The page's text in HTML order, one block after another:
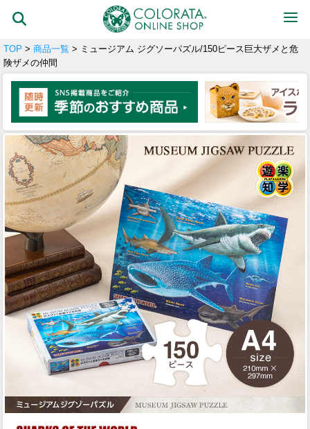
TOP > 商品一覧 > ミュージアム ジグソーパズル/150ピース巨大ザメと危
険ザメの仲間